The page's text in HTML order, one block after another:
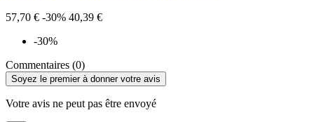
57,70 € -30% 40,39 €
-30%
Commentaires (0)
Soyez le premier à donner votre avis
Votre avis ne peut pas être envoyé